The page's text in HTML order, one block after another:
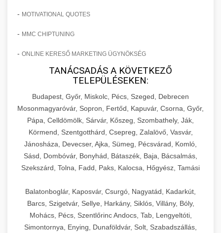
- MOTIVATIONAL QUOTES
- MMC CHIPTUNING
- ONLINE KERESŐ MARKETING ÜGYNÖKSÉG
TANÁCSADÁS A KÖVETKEZŐ
TELEPÜLÉSEKEN:
Budapest, Győr, Miskolc, Pécs, Szeged, Debrecen
Mosonmagyaróvár, Sopron, Fertőd, Kapuvár, Csorna, Győr,
Pápa, Celldömölk, Sárvár, Kőszeg, Szombathely, Ják,
Körmend, Szentgotthárd, Csepreg, Zalalövő, Vasvár,
Jánosháza, Devecser, Ajka, Sümeg, Pécsvárad, Komló,
Sásd, Dombóvár, Bonyhád, Bátaszék, Baja, Bácsalmás,
Szekszárd, Tolna, Fadd, Paks, Kalocsa, Hőgyész, Tamási
Balatonboglár, Kaposvár, Csurgó, Nagyatád, Kadarkút,
Barcs, Szigetvár, Sellye, Harkány, Siklós, Villány, Bóly,
Mohács, Pécs, Szentlőrinc Andocs, Tab, Lengyeltóti,
Simontornya, Enying, Dunaföldvár, Solt, Szabadszállás,